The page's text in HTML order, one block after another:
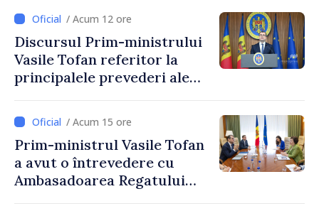
stimularea investițiilor și o
taxare mai echitabilă
/ Acum 12 ore
Discursul Prim-ministrului
Vasile Tofan referitor la
principalele prevederi ale
2027
/ Acum 15 ore
Prim-ministrul Vasile Tofan
a avut o întrevedere cu
Ambasadoarea Regatului